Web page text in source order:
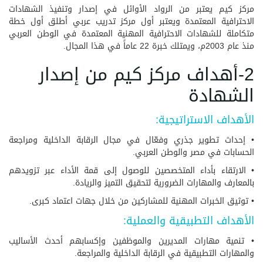
مركز كيم يعتبر من الرواد الأوائل في إصدار وتنفيذ الشهادات
الاحترافية المعتمدة ويعتبر أول مركز تدريب عربي أطلق أول خطة
متكاملة للشهادات الاحترافية المهنية المعتمدة في الوطن العربي
منذ عام 2003م، ويمتلك خبرة 22 عاماً في هذا المجال.
2-أهداف مركز كيم من إصدار
الشهادة
الأهداف الاستراتيجية:
• إحداث تطوير جذري وفعّال في مجال الرقابة الداخلية ومراجعة
الحسابات في مصر والوطن العربي.
• الارتقاء بأداء المتخصصين للوصول إلى قمة الأداء عبر تزويدهم
بالمعارف والمهارات الضرورية لتحقيق التميز والريادة.
• توثيق الخبرات المهنية للمشاركين من خلال جهات اعتماد كبرى.
الأهداف التطبيقية والعملية:
• تنمية مهارات المديرين والموظفين وإكسابهم أحدث الأساليب
والمهارات التطبيقية في الرقابة الداخلية والمراجعة.